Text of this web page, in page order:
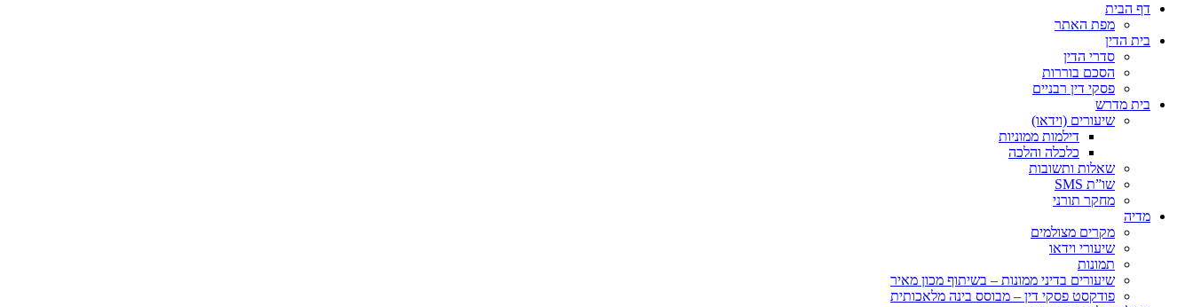
דף הבית
מפת האתר
בית הדין
סדרי הדין
הסכם בוררות
פסקי דין רבניים
בית מדרש
שיעורים (וידאו)
דילמות ממוניות
כלכלה והלכה
שאלות ותשובות
שו”ת SMS
מחקר תורני
מדיה
מקרים מצולמים
שיעורי וידאו
תמונות
שיעורים בדיני ממונות – בשיתוף מכון מאיר
פודקסט פסקי דין – מבוסס בינה מלאכותית